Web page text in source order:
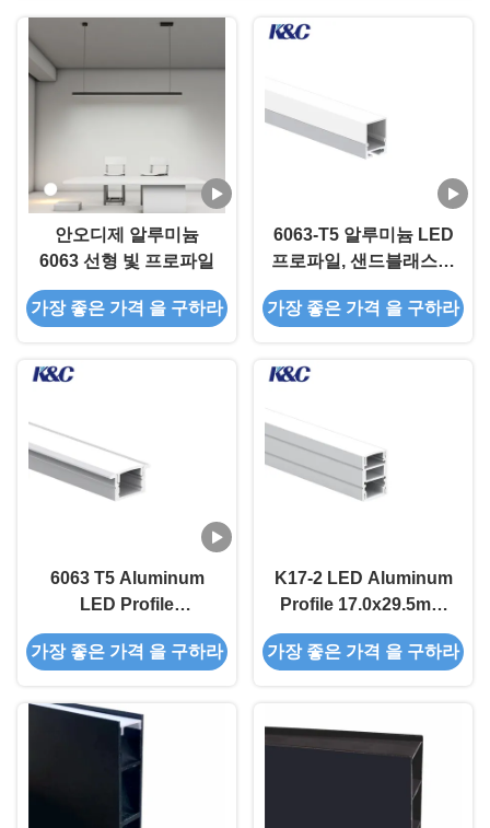
안오디제 알루미늄
6063 선형 빛 프로파일
가장 좋은 가격 을 구하라
6063-T5 알루미늄 LED
프로파일, 샌드블래스팅
산화 표면 및 LED 스트
립 채널을 위한 PMMA
가장 좋은 가격 을 구하라
6063 T5 Aluminum
LED Profile
17.0x12.7mm for
Embedded
가장 좋은 가격 을 구하라
K17-2 LED Aluminum
Profile 17.0x29.5mm
for Commercial
Lighting
가장 좋은 가격 을 구하라